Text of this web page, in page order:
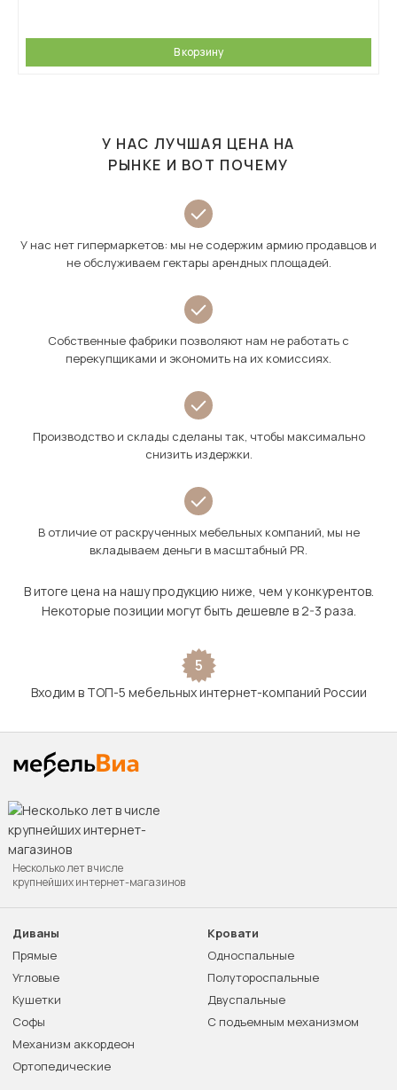
В корзину
У НАС ЛУЧШАЯ ЦЕНА НА
РЫНКЕ И ВОТ ПОЧЕМУ
У нас нет гипермаркетов: мы не содержим армию продавцов и
не обслуживаем гектары арендных площадей.
Собственные фабрики позволяют нам не работать с
перекупщиками и экономить на их комиссиях.
Производство и склады сделаны так, чтобы максимально
снизить издержки.
В отличие от раскрученных мебельных компаний, мы не
вкладываем деньги в масштабный PR.
В итоге цена на нашу продукцию ниже, чем у конкурентов.
Некоторые позиции могут быть дешевле в 2-3 раза.
5
Входим в ТОП-5 мебельных интернет-компаний России
Несколько лет в числе
крупнейших интернет-магазинов
Диваны
Прямые
Угловые
Кушетки
Софы
Механизм аккордеон
Ортопедические
Кровати
Односпальные
Полутороспальные
Двуспальные
С подъемным механизмом